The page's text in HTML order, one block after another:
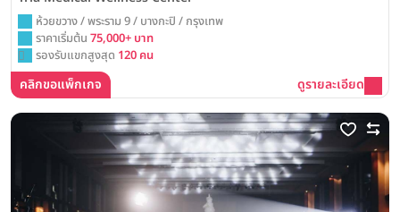
ห้วยขวาง / พระราม 9 / บางกะปิ / กรุงเทพ
ราคาเริ่มต้น 75,000+ บาท
รองรับแขกสูงสุด 120 คน
คลิกขอแพ็กเกจ ดูรายละเอียด